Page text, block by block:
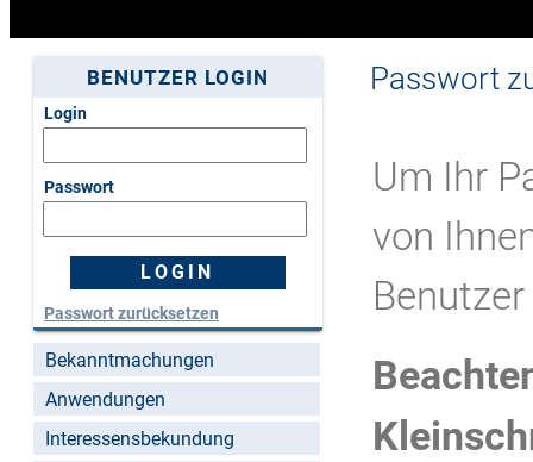
BENUTZER LOGIN
Login
Passwort
Passwort zurücksetzen
Bekanntmachungen
Anwendungen
Interessensbekundung
Passwort
Um Ihr
von